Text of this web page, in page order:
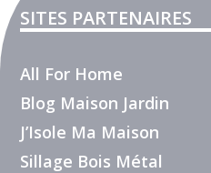
SITES PARTENAIRES
All For Home
Blog Maison Jardin
J’Isole Ma Maison
Sillage Bois Métal